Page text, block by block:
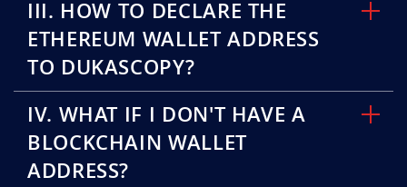
III. HOW TO DECLARE THE
ETHEREUM WALLET ADDRESS
TO DUKASCOPY?
IV. WHAT IF I DON'T HAVE A
BLOCKCHAIN WALLET
ADDRESS?